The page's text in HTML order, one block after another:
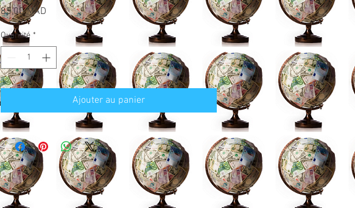
85,00 MAD
Quantité *
Ajouter au panier